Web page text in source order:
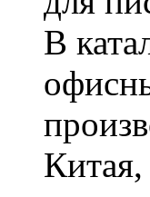
В